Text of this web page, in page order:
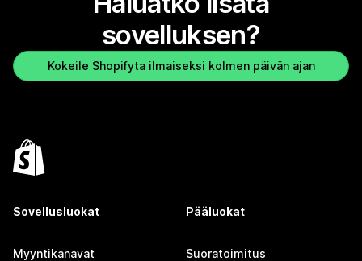
sovelluksen?
Kokeile Shopifyta ilmaiseksi kolmen päivän ajan
Sovellusluokat
Myyntikanavat
Pääluokat
Suoratoimitus